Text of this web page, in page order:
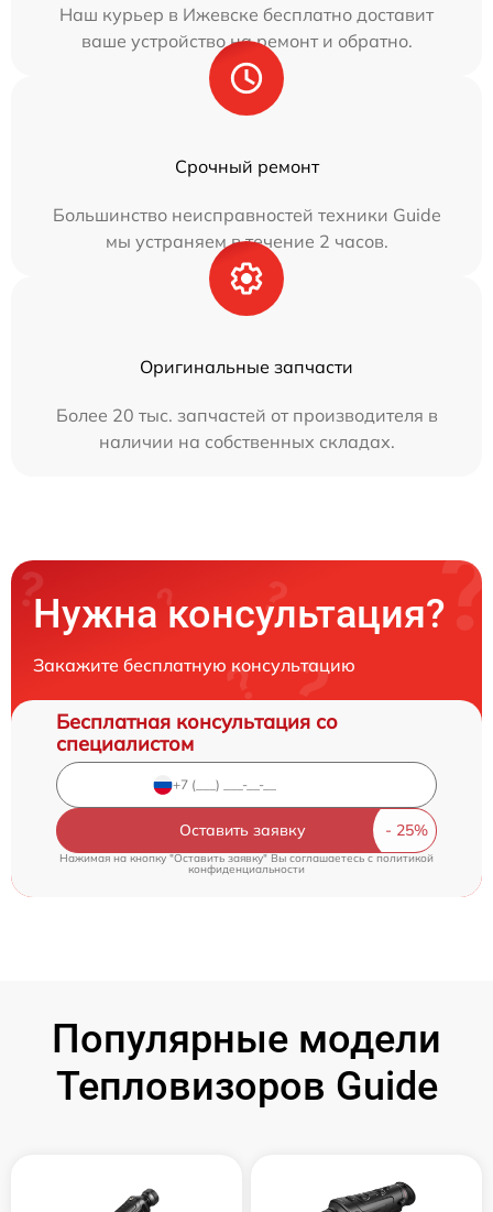
Наш курьер в Ижевске бесплатно доставит
ваше устройство на ремонт и обратно.
Срочный ремонт
Большинство неисправностей техники Guide
мы устраняем в течение 2 часов.
Оригинальные запчасти
Более 20 тыс. запчастей от производителя в
наличии на собственных складах.
Нужна консультация?
Закажите бесплатную консультацию
Бесплатная консультация со
специалистом
Оставить заявку
Нажимая на кнопку "Оставить заявку" Вы соглашаетесь cполитикой
конфиденциальности
Популярные модели
Тепловизоров Guide